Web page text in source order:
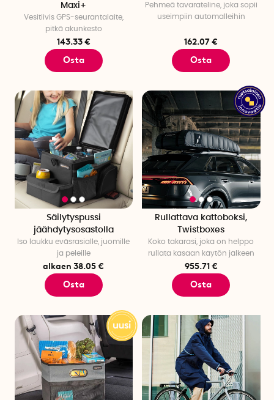
Maxi+
Vesitiivis GPS-seurantalaite,
pitkä akunkesto
143.33 €
Osta
Pehmeä tavarateline, joka sopii
useimpiin automalleihin
162.07 €
Osta
Säilytyspussi
jäähdytysosastolla
Iso laukku eväsrasialle, juomille
ja peleille
alkaen 38.05 €
Osta
Rullattava kattoboksi,
Twistboxes
Koko takarasi, joka on helppo
rullata kasaan käytön jälkeen
955.71 €
Osta